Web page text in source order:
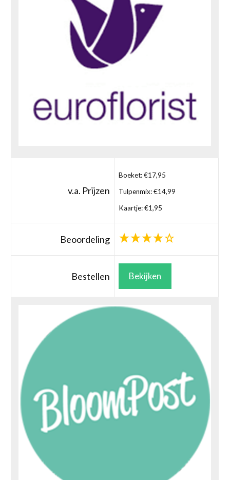
v.a. Prijzen
Boeket: €17,95
Tulpenmix: €14,99
Kaartje: €1,95
Beoordeling
Bestellen Bekijken